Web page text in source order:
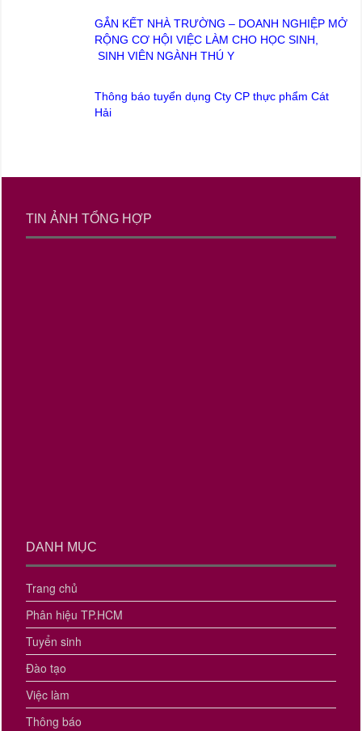
GẮN KẾT NHÀ TRƯỜNG – DOANH NGHIỆP MỞ
RỘNG CƠ HỘI VIỆC LÀM CHO HỌC SINH,
SINH VIÊN NGÀNH THÚ Y
Thông báo tuyển dụng Cty CP thực phẩm Cát
Hải
TIN ẢNH TỔNG HỢP
DANH MỤC
Trang chủ
Phân hiệu TP.HCM
Tuyển sinh
Đào tạo
Việc làm
Thông báo